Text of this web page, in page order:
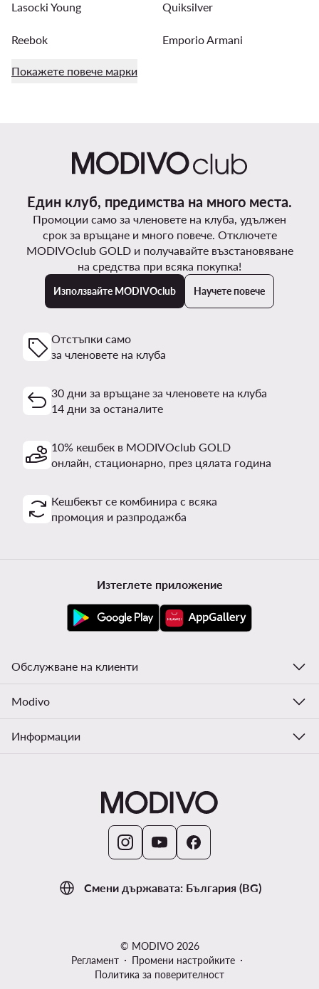
Lasocki Young Quiksilver
Reebok Emporio Armani
Покажете повече марки
Един клуб, предимства на много места.
Промоции само за членовете на клуба, удължен
срок за връщане и много повече. Отключете
MODIVOclub GOLD и получавайте възстановяване
на средства при всяка покупка!
Използвайте MODIVOclub Научете повече
Отстъпки само
за членовете на клуба
30 дни за връщане за членовете на клуба
14 дни за останалите
10% кешбек в MODIVOclub GOLD
онлайн, стационарно, през цялата година
Кешбекът се комбинира с всяка
промоция и разпродажба
Смени държавата: България (BG)
Изтеглете приложение
Обслужване на клиенти
Modivo
Информации
© MODIVO 2026
Регламент
Промени настройките
Политика за поверителност